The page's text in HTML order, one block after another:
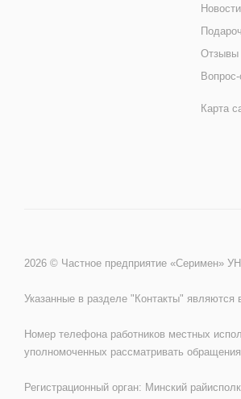
Новости
Отзывы
Вопрос-
Карта
2026 © Частное предприятие «Серимен»
Указанные в разделе "Контакты"
Номер телефона работников местных
уполномоченных рассматривать
Регистрационный орган: Минский